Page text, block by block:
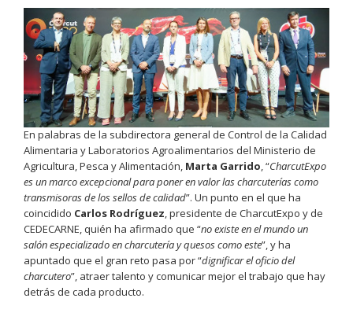
En palabras de la subdirectora general de Control de la Calidad
Alimentaria y Laboratorios Agroalimentarios del Ministerio de
Agricultura, Pesca y Alimentación, Marta Garrido, “CharcutExpo
es un marco excepcional para poner en valor las charcuterías como
transmisoras de los sellos de calidad”. Un punto en el que ha
coincidido Carlos Rodríguez, presidente de CharcutExpo y de
CEDECARNE, quién ha afirmado que “no existe en el mundo un
salón especializado en charcutería y quesos como este”, y ha
apuntado que el gran reto pasa por “dignificar el oficio del
charcutero”, atraer talento y comunicar mejor el trabajo que hay
detrás de cada producto.